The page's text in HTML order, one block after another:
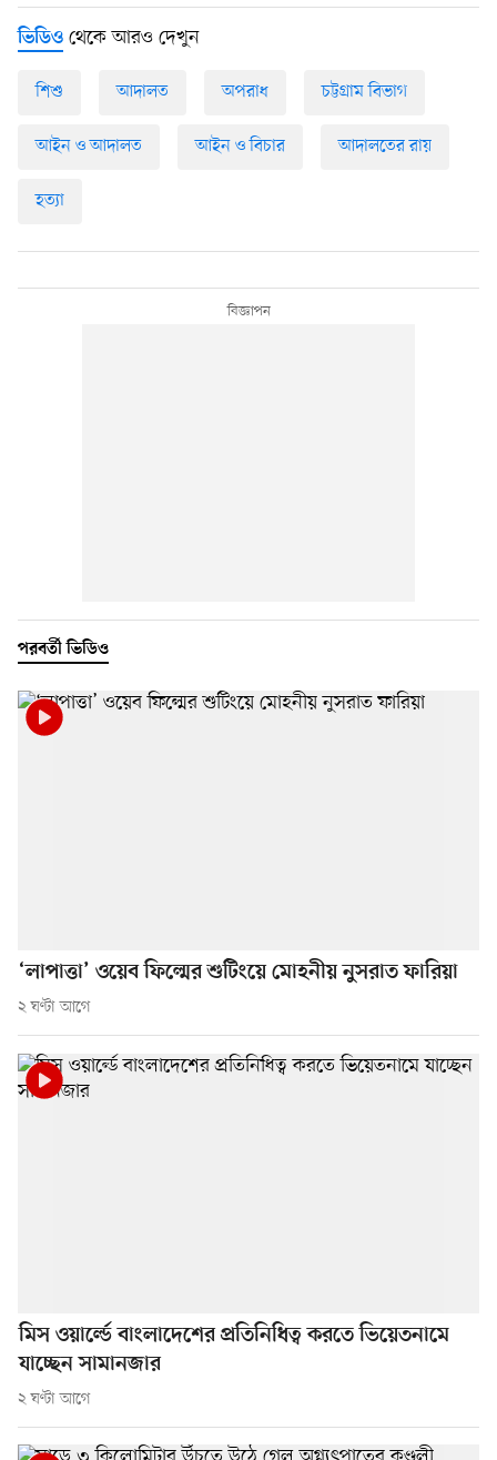
ভিডিও থেকে আরও দেখুন
শিশু আদালত অপরাধ চট্টগ্রাম বিভাগ
আইন ও আদালত আইন ও বিচার আদালতের রায়
হত্যা
পরবর্তী ভিডিও
‘লাপাত্তা’ ওয়েব ফিল্মের শুটিংয়ে মোহনীয় নুসরাত ফারিয়া
২ ঘণ্টা আগে
মিস ওয়ার্ল্ডে বাংলাদেশের প্রতিনিধিত্ব করতে ভিয়েতনামে
যাচ্ছেন সামানজার
২ ঘণ্টা আগে